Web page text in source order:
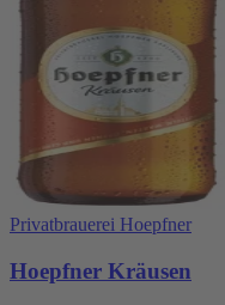
Privatbrauerei Hoepfner
Hoepfner Kräusen